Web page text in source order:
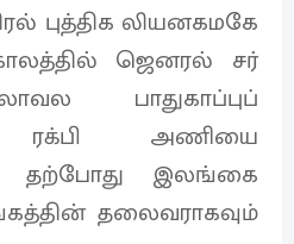
புத்திக லியனகமகே
ஜெனரல் சர்
பாதுகாப்புப்
ரக்பி அணியை
தற்போது இலங்கை
தலைவராகவும்